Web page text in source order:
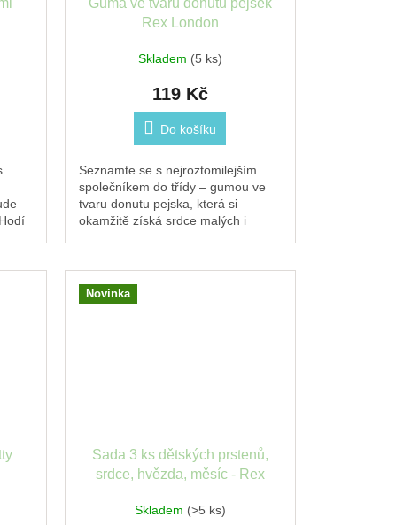
Rex London
Skladem (5 ks)
119 Kč
Do košíku
Seznamte se s nejroztomilejším
společníkem do třídy – gumou ve
tvaru donutu pejska, která si
okamžitě získá srdce malých i
Novinka
Sada 3 ks dětských prstenů,
srdce, hvězda, měsíc - Rex
Skladem (>5 ks)